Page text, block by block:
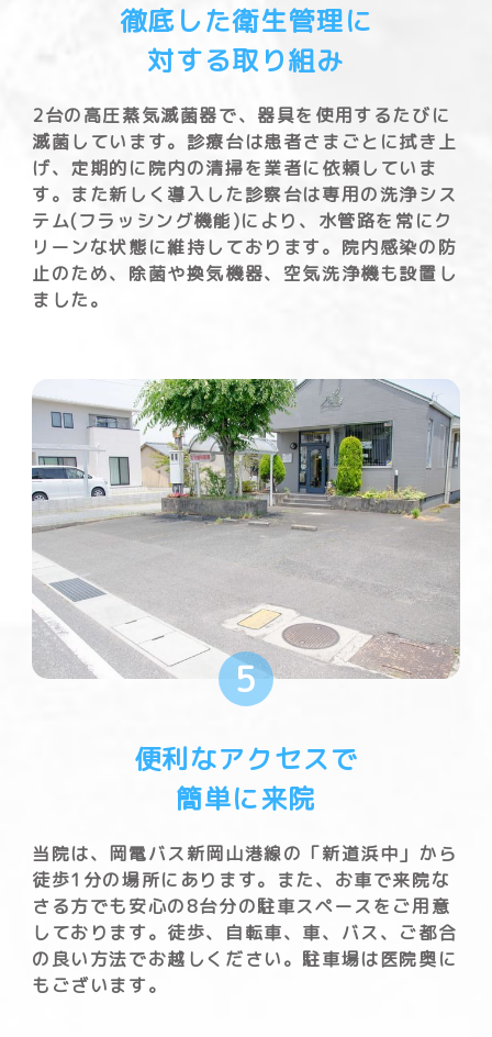
徹底した衛生管理に
対する取り組み
2台の高圧蒸気滅菌器で、器具を使用するたびに
滅菌しています。診療台は患者さまごとに拭き上
げ、定期的に院内の清掃を業者に依頼していま
す。 また新しく導入した診察台は専用の洗浄シス
テム(フラッシング機能)により、水管路を常にク
リーンな状態に維持しております。 院内感染の防
止のため、除菌や換気機器、空気洗浄機も設置し
ました。
5
便利なアクセスで
簡単に来院
当院は、岡電バス新岡山港線の「新道浜中」から
徒歩1分の場所にあります。また、お車で来院な
さる方でも安心の8台分の駐車スペースをご用意
しております。徒歩、自転車、車、バス、ご都合
の良い方法でお越しください。駐車場は医院奥に
もございます。